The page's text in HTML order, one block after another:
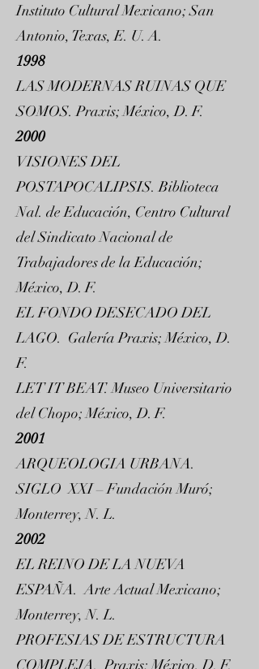
Instituto Cultural Mexicano; San
Antonio, Texas, E. U. A.
1998
LAS MODERNAS RUINAS QUE
SOMOS. Praxis; México, D. F.
2000
VISIONES DEL
POSTAPOCALIPSIS. Biblioteca
Nal. de Educación, Centro Cultural
del Sindicato Nacional de
Trabajadores de la Educación;
México, D. F.
EL FONDO DESECADO DEL
LAGO. Galería Praxis; México, D.
F.
LET IT BEAT. Museo Universitario
del Chopo; México, D. F.
2001
ARQUEOLOGIA URBANA.
SIGLO XXI – Fundación Muró;
Monterrey, N. L.
2002
EL REINO DE LA NUEVA
ESPAÑA. Arte Actual Mexicano;
Monterrey, N. L.
PROFESIAS DE ESTRUCTURA
COMPLEJA. Praxis; México, D. F.